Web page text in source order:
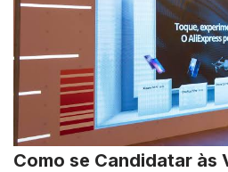
Como se Candidatar às